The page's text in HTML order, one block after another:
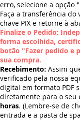
erro, selecione a opção
Faça a transferência do
chave PIX e retorne à
Finalize o Pedido:
forma escolhida,
botão "Fazer pedido e
sua compra.
Recebimento: Assim
verificado pela nossa
digital em formato PDF
diretamente para o seu
horas. (Lembre-se de
entrada e a pasta de